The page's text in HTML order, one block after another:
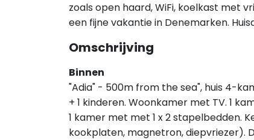
zoals open haard, WiFi, koelkast met
een fijne vakantie in Denemarken.
Omschrijving
Binnen
"Adia" - 500m from the sea", huis 4-
+ 1 kinderen. Woonkamer met TV. 1
1 kamer met met 1 x 2 stapelbedden.
kookplaten, magnetron, diepvriezer).